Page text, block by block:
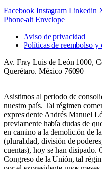
Facebook Instagram Linkedin
Phone-alt Envelope
Aviso de privacidad
Políticas de reembolso y
Av. Fray Luis de León 1000,
Querétaro. México 76090
Asistimos al periodo de
nuestro país. Tal régimen
expresidente Andrés Manuel
previamente había dudas de
en camino a la demolición de
(pluralidad, división de
cuentas), hoy se han disipado.
Congreso de la Unión, tal